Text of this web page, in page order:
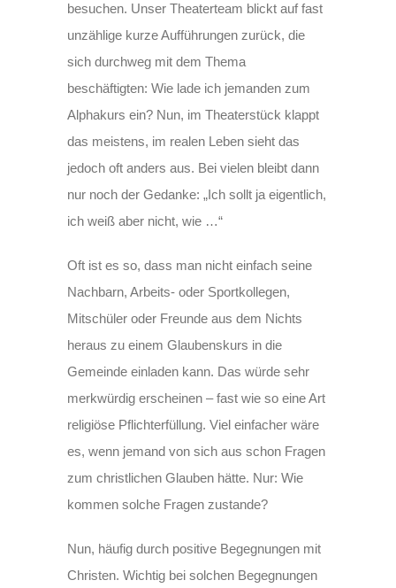
besuchen. Unser Theaterteam blickt auf fast
unzählige kurze Aufführungen zurück, die
sich durchweg mit dem Thema
beschäftigten: Wie lade ich jemanden zum
Alphakurs ein? Nun, im Theaterstück klappt
das meistens, im realen Leben sieht das
jedoch oft anders aus. Bei vielen bleibt dann
nur noch der Gedanke: „Ich sollt ja eigentlich,
ich weiß aber nicht, wie …“
Oft ist es so, dass man nicht einfach seine
Nachbarn, Arbeits- oder Sportkollegen,
Mitschüler oder Freunde aus dem Nichts
heraus zu einem Glaubenskurs in die
Gemeinde einladen kann. Das würde sehr
merkwürdig erscheinen – fast wie so eine Art
religiöse Pflichterfüllung. Viel einfacher wäre
es, wenn jemand von sich aus schon Fragen
zum christlichen Glauben hätte. Nur: Wie
kommen solche Fragen zustande?
Nun, häufig durch positive Begegnungen mit
Christen. Wichtig bei solchen Begegnungen